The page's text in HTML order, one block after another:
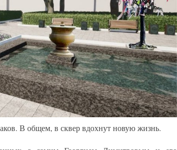
В общем, в сквер вдохнут новую жизнь.